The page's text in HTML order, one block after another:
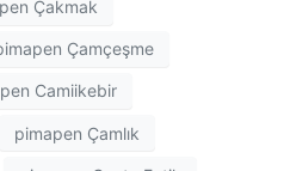
Çakmak
Çamçeşme
Camiikebir
pimapen Çamlık